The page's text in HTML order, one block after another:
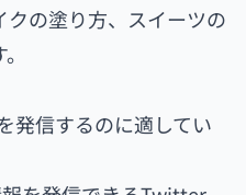
の塗り方、スイーツの
発信するのに適してい